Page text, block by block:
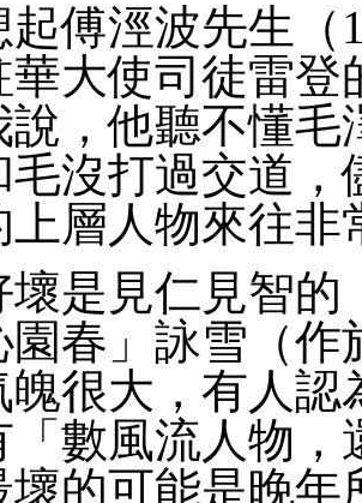
傅涇波先生（
華大使司徒雷登
說，他聽不懂毛
毛沒打過交道，
上層人物來往非
壞是見仁見智的
園春」詠雪（作
魄很大，有人認
「數風流人物，
壞的可能是晚年